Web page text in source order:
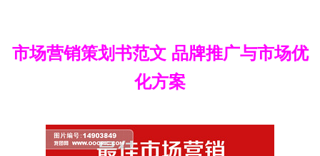
市场营销策划书范文 品牌推广与市场优
化方案